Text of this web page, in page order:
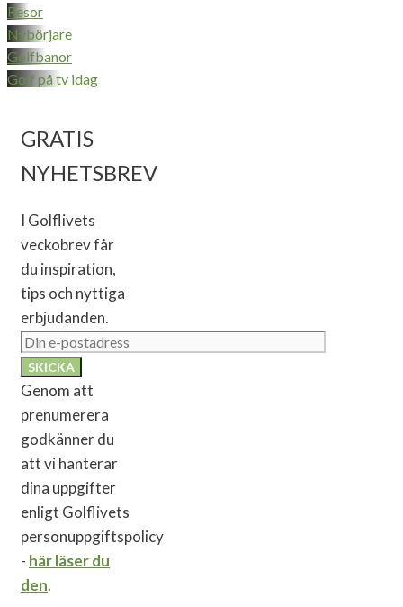
Resor
Nybörjare
Golfbanor
Golf på tv idag
GRATIS
NYHETSBREV
I Golflivets
veckobrev får
du inspiration,
tips och nyttiga
erbjudanden.
Genom att
prenumerera
godkänner du
att vi hanterar
dina uppgifter
enligt Golflivets
personuppgiftspolicy
- här läser du
den.